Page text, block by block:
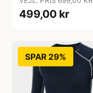
499,00 kr
SPAR 29%